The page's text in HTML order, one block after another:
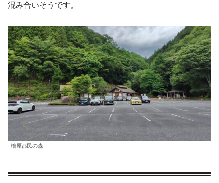
混み合いそうです。
檜原都民の森